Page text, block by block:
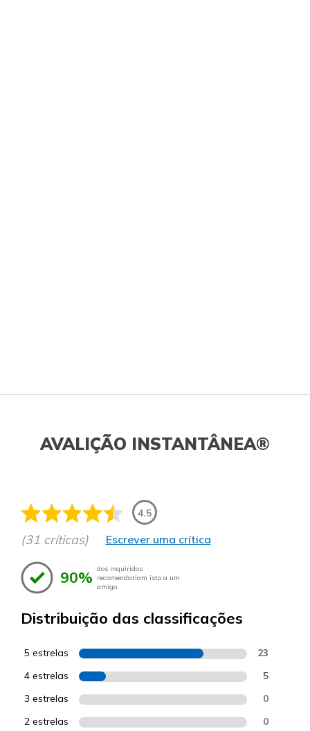
AVALIÇÃO INSTANTÂNEA®
4.5
(31 críticas) Escrever uma crítica
90% dos inquiridos
recomendariam isto a um
amigo.
Distribuição das classificações
5 estrelas 23
4 estrelas 5
3 estrelas 0
2 estrelas 0